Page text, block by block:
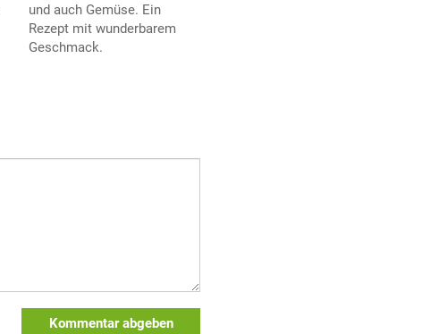
und auch Gemüse. Ein
Rezept mit wunderbarem
Geschmack.
Kommentar abgeben